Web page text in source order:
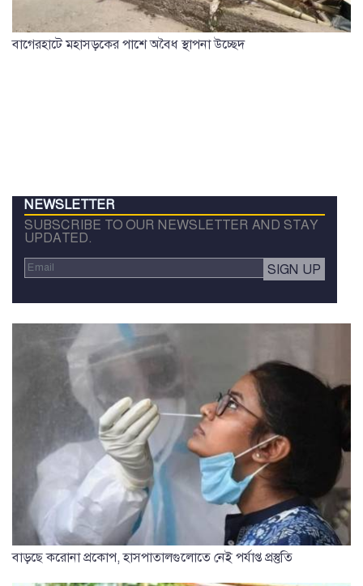
বাগেরহাটে মহাসড়কের পাশে অবৈধ স্থাপনা উচ্ছেদ
NEWSLETTER
SUBSCRIBE TO OUR NEWSLETTER AND STAY
UPDATED.
বাড়ছে করোনা প্রকোপ, হাসপাতালগুলোতে নেই পর্যাপ্ত প্রস্তুতি